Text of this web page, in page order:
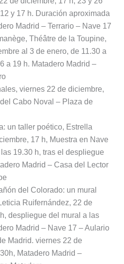
y 17 h. Duración aproximada
Madrid – Terrario – Nave 17
Théâtre de la Toupine,
al 3 de enero, de 11.30 a
a 19 h. Matadero Madrid –
viernes 22 de diciembre,
Cabo Noval – Plaza de
un taller poético, Estrella
17 h, Muestra en Nave
19.30 h, tras el despliegue
Madrid – Casa del Lector
del Colorado: un mural
Ruifernández, 22 de
despliegue del mural a las
Madrid – Nave 17 – Aulario
Madrid. viernes 22 de
Matadero Madrid –